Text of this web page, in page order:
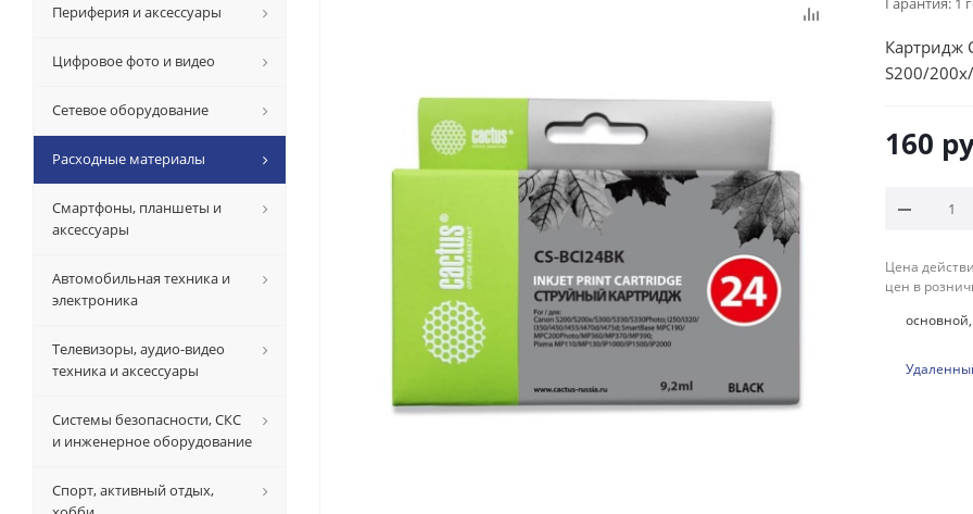
Картридж
S200/
160
Цена
цен в
Периферия и аксессуары
Цифровое фото и видео
Сетевое оборудование
Расходные материалы
Смартфоны, планшеты и
аксессуары
Автомобильная техника и
электроника
Телевизоры, аудио-видео
техника и аксессуары
Системы безопасности, СКС
и инженерное оборудование
Спорт, активный отдых,